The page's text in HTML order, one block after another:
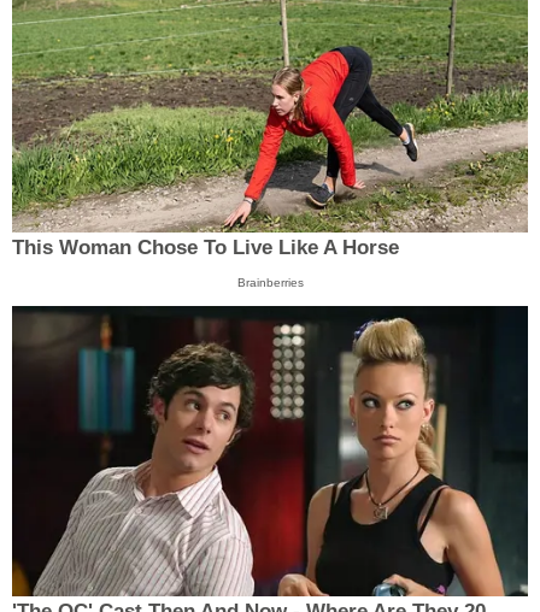
This Woman Chose To Live Like A Horse
Brainberries